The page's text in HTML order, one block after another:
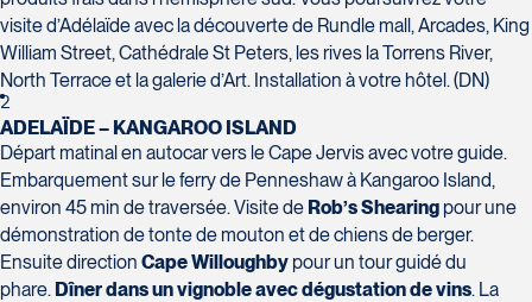
visite d’Adélaïde avec la découverte de Rundle mall, Arcades, King
William Street, Cathédrale St Peters, les rives la Torrens River,
North Terrace et la galerie d’Art. Installation à votre hôtel. (DN)
2
ADELAÏDE – KANGAROO ISLAND
Départ matinal en autocar vers le Cape Jervis avec votre guide.
Embarquement sur le ferry de Penneshaw à Kangaroo Island,
environ 45 min de traversée. Visite de Rob’s Shearing pour une
démonstration de tonte de mouton et de chiens de berger.
Ensuite direction Cape Willoughby pour un tour guidé du
phare. Dîner dans un vignoble avec dégustation de vins. La
Voyages Nouveau-Monde
420 Boulevard Manseau
Joliette
J6E 3E1
Tél :450-755-5557 / 1-877-751-5557
Voyages des Laurentides
939 Boulevard Albiny-Paquette
Mont-Laurier
J9L 3J1
Tél :819-623-2511 / 1-866-385-2511
Tél :450-688-6211 / 1-888-682-8616
Club Voyages Orientation
1001 Boulevard de Montarville - local 39
Boucherville
J4B 6P5
Tél : 450-655-1855 / 1-866-655-5736
Club Voyages Princesse
La Forfaiterie Voyages
5401 Boulevard Des Galeries - Local 104
(porte H)
Québec
G2K 1N4
Tél :418-652-2400 / 1-888-848-1518
SOUMETTRE